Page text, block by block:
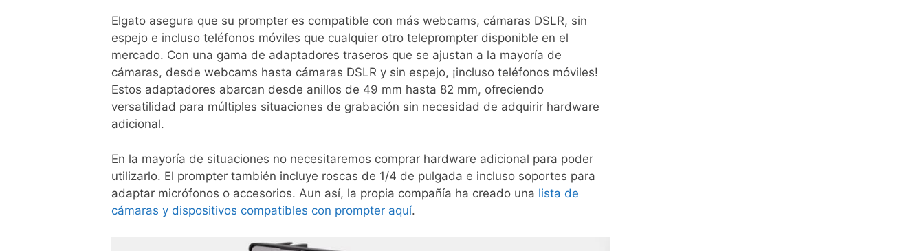
Elgato asegura que su prompter es compatible con más webcams, cámaras DSLR, sin
espejo e incluso teléfonos móviles que cualquier otro teleprompter disponible en el
mercado. Con una gama de adaptadores traseros que se ajustan a la mayoría de
cámaras, desde webcams hasta cámaras DSLR y sin espejo, ¡incluso teléfonos móviles!
Estos adaptadores abarcan desde anillos de 49 mm hasta 82 mm, ofreciendo
versatilidad para múltiples situaciones de grabación sin necesidad de adquirir hardware
adicional.
En la mayoría de situaciones no necesitaremos comprar hardware adicional para poder
utilizarlo. El prompter también incluye roscas de 1/4 de pulgada e incluso soportes para
adaptar micrófonos o accesorios. Aun así, la propia compañía ha creado una lista de
cámaras y dispositivos compatibles con prompter aquí.